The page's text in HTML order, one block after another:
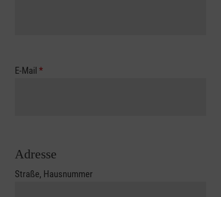
E-Mail *
Adresse
Straße, Hausnummer